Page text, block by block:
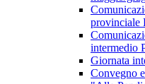
provinciale
intermedio
Giornata
Convegno